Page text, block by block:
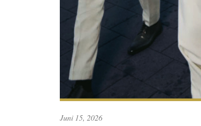
Juni 15, 2026